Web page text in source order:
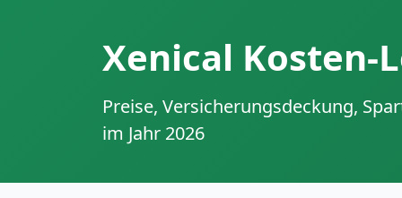
Xenical Kosten-
Preise, Versicherungsdeckung,
im Jahr 2026